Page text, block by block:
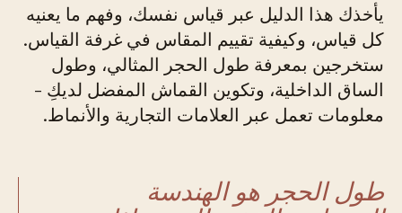
يأخذك هذا الدليل عبر قياس نفسك، وفهم ما يعنيه
كل قياس، وكيفية تقييم المقاس في غرفة القياس.
ستخرجين بمعرفة طول الحجر المثالي، وطول
الساق الداخلية، وتكوين القماش المفضل لديكِ -
معلومات تعمل عبر العلامات التجارية والأنماط.
طول الحجر هو الهندسة